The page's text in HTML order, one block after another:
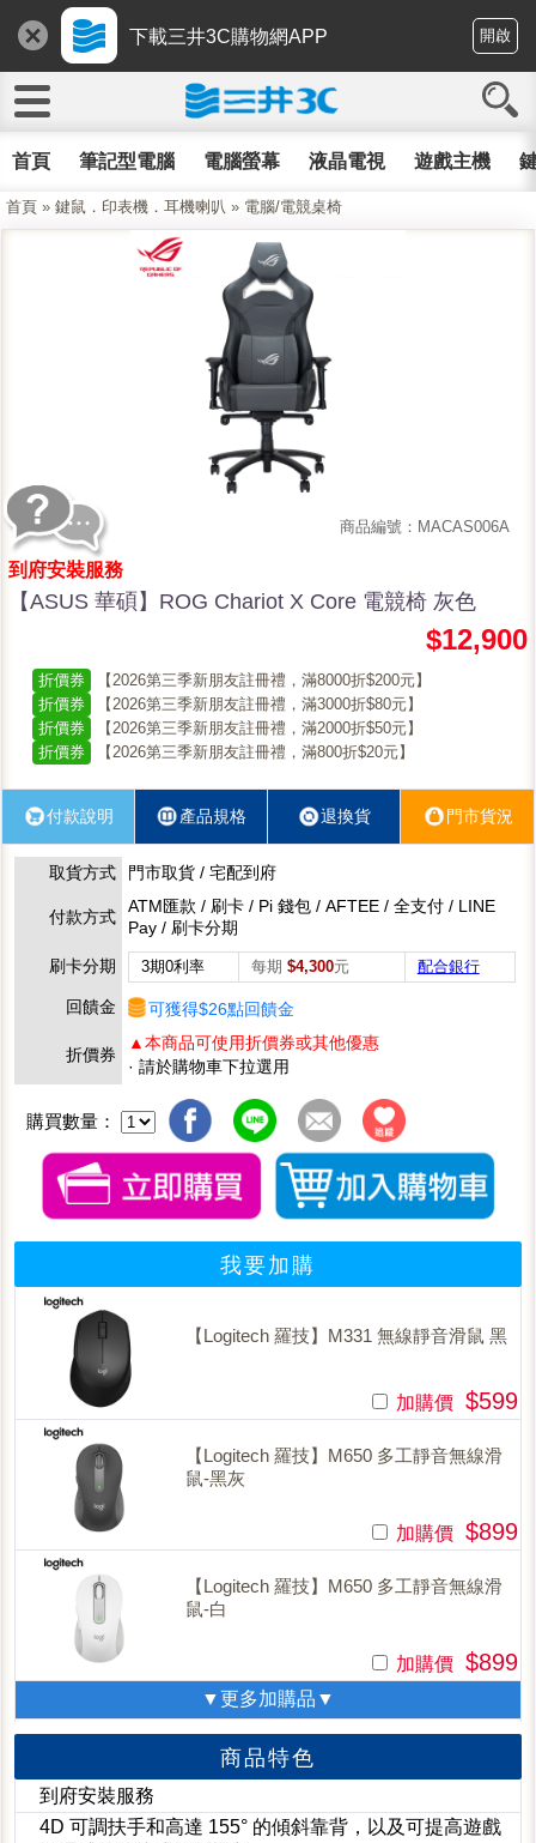
下載三井3C購物網APP 開啟
首頁 筆記型電腦 電腦螢幕 液晶電視 遊戲主機
首頁 » 鍵鼠．印表機．耳機喇叭 » 電腦/電競桌椅
商品編號：MACAS006A
到府安裝服務
【ASUS 華碩】ROG Chariot X Core 電競椅 灰色
$12,900
折價券
【2026第三季新朋友註冊禮，滿8000折$200元】
折價券
【2026第三季新朋友註冊禮，滿3000折$80元】
折價券
【2026第三季新朋友註冊禮，滿2000折$50元】
折價券
【2026第三季新朋友註冊禮，滿800折$20元】
付款說明 產品規格 退換貨 門市貨況
取貨方式 門市取貨 / 宅配到府
付款方式
ATM匯款 / 刷卡 / Pi 錢包 / AFTEE / 全支付 / LINE
Pay / 刷卡分期
刷卡分期
3期0利率 每期 $4,300元 配合銀行
回饋金 可獲得$26點回饋金
折價券
▲本商品可使用折價券或其他優惠
· 請於購物車下拉選用
購買數量：
我要加購
【Logitech 羅技】M331 無線靜音滑鼠 黑
加購價 $599
【Logitech 羅技】M650 多工靜音無線滑
鼠-黑灰
加購價 $899
【Logitech 羅技】M650 多工靜音無線滑
鼠-白
加購價 $899
▼更多加購品▼
商品特色
到府安裝服務
4D 可調扶手和高達 155° 的傾斜靠背，以及可提高遊戲